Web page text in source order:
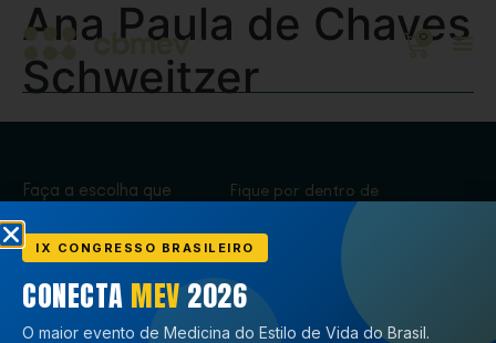
0
Ana Paula de Chaves
Schweitzer
Faça a escolha que
transforma,
Associe-se
Associe-se
Fique por dentro de
tudo que acontece
no CBMEV
IX CONGRESSO BRASILEIRO
CONECTA MEV 2026
O maior evento de Medicina do Estilo de Vida do Brasil.